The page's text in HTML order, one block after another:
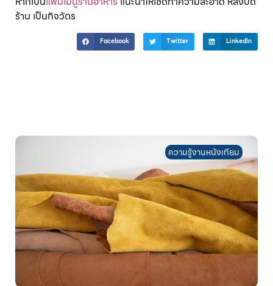
ร้าน เป็นกิจวัตร
Facebook Twitter LinkedIn
ความรู้งานหนังเทียม